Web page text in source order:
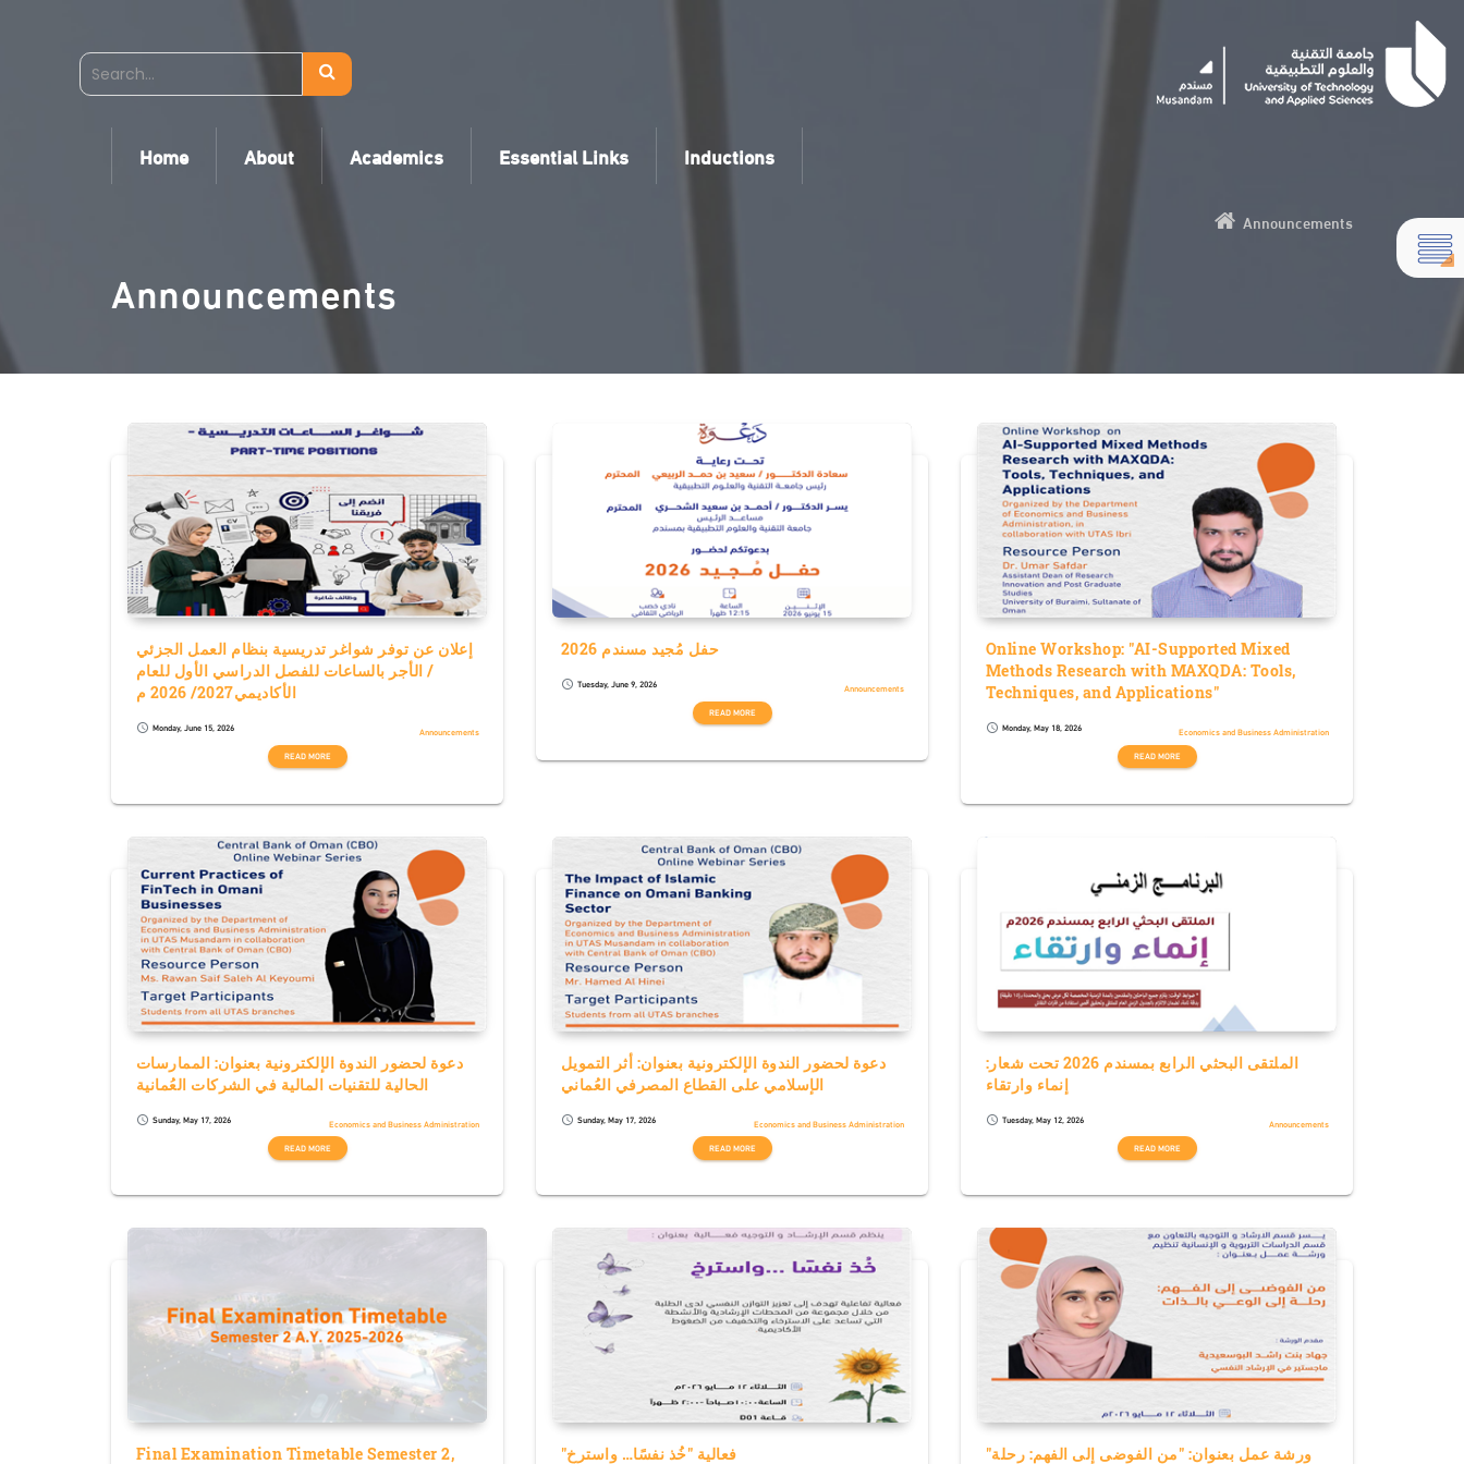
Home About Academics Essential Links Inductions
Announcements
Announcements
إعلان عن توفر شواغر تدريسية بنظام العمل الجزئي
/ الأجر بالساعات للفصل الدراسي الأول للعام
الأكاديمي2027/ 2026 م
schedule Monday, June 15, 2026
Announcements
READ MORE
حفل مُجيد مسندم 2026
schedule Tuesday, June 9, 2026
Announcements
READ MORE
Online Workshop: "AI-Supported Mixed
Methods Research with MAXQDA: Tools,
Techniques, and Applications"
schedule Monday, May 18, 2026
Economics and Business Administration
READ MORE
دعوة لحضور الندوة الإلكترونية بعنوان: الممارسات
الحالية للتقنيات المالية في الشركات العُمانية
schedule Sunday, May 17, 2026
Economics and Business Administration
READ MORE
دعوة لحضور الندوة الإلكترونية بعنوان: أثر التمويل
الإسلامي على القطاع المصرفي العُماني
schedule Sunday, May 17, 2026
Economics and Business Administration
READ MORE
الملتقى البحثي الرابع بمسندم 2026 تحت شعار:
إنماء وارتقاء
schedule Tuesday, May 12, 2026
Announcements
READ MORE
Final Examination Timetable Semester 2,
"فعالية "خُذ نفسًا… واسترخِ
"ورشة عمل بعنوان: "من الفوضى إلى الفهم: رحلة